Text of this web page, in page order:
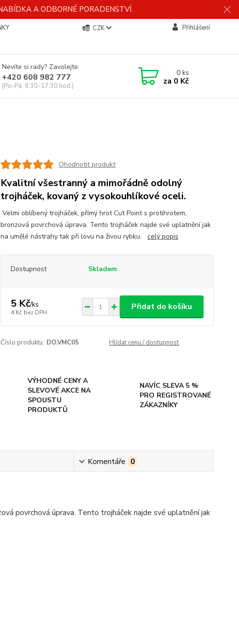
A ODBORNÉ PORADENSTVÍ.
CZK Přihlášení
Nevíte si rady? Zavolejte.
+420 608 982 777
(Po-Pá, 8:30-17:30 hod.)
0ks
za 0 Kč
Ohodnotit produkt
Kvalitní všestranný a mimořádně odolný
trojháček, kovaný z vysokouhlíkové oceli.
Velmi oblíbený trojháček, přímý hrot Cut Point s protihrotem,
bronzová povrchová úprava. Tento trojháček najde své uplatnění jak
na umělé nástrahy tak při lovu na živou rybku. celý popis
Dostupnost Skladem
5 Kč/ks
4 Kč bez DPH
Přidat do košíku
Číslo produktu: DO.VMC05 Hlídat cenu / dostupnost
VÝHODNÉ CENY A
SLEVOVÉ AKCE NA
SPOUSTU
PRODUKTŮ
NAVÍC SLEVA 5 %
PRO REGISTROVANÉ
ZÁKAZNÍKY
Komentáře 0
povrchová úprava. Tento trojháček najde své uplatnění jak